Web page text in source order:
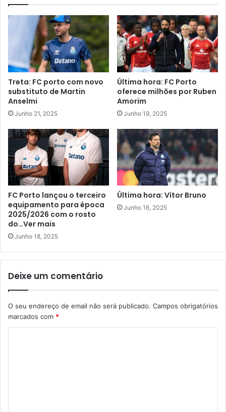
Treta: FC porto com novo
substituto de Martin
Anselmi
Junho 21, 2025
Última hora: FC Porto
oferece milhões por Ruben
Amorim
Junho 19, 2025
FC Porto lançou o terceiro
equipamento para época
2025/2026 com o rosto
do…Ver mais
Junho 18, 2025
Última hora: Vítor Bruno
Junho 16, 2025
Deixe um comentário
O seu endereço de email não será publicado. Campos obrigatórios
marcados com *